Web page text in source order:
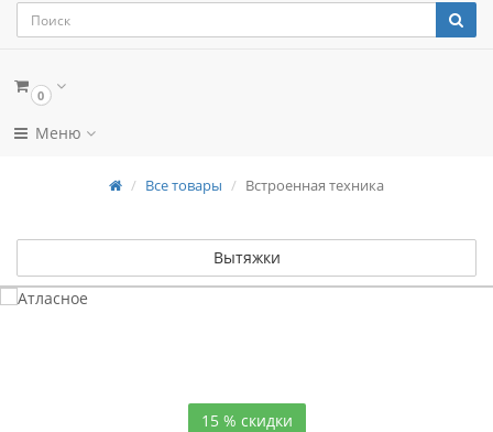
0
Меню
Все товары Встроенная техника
Вытяжки
15 % скидки